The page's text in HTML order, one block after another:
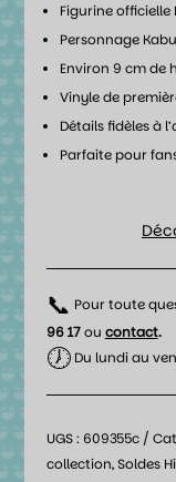
Figurine officielle
Personnage
Environ 9 cm de
Vinyle de
Détails fidèles à
Parfaite pour
📞 Pour toute
96 17ou contact.
🕖Du lundi au
UGS : 609355c
collection,Soldes